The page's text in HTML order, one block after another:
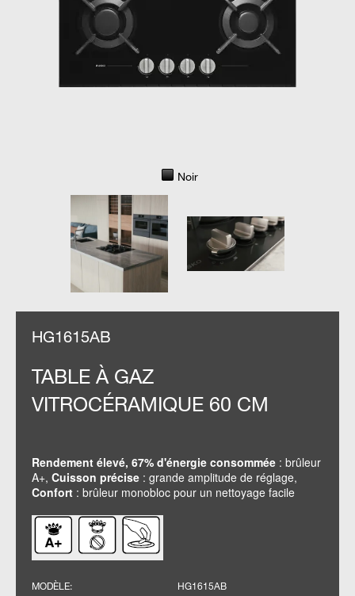
Noir
HG1615AB
TABLE À GAZ
VITROCÉRAMIQUE 60 CM
Rendement élevé, 67% d'énergie consommée : brûleur
A+, Cuisson précise : grande amplitude de réglage,
Confort : brûleur monobloc pour un nettoyage facile
MODÈLE:
HG1615AB